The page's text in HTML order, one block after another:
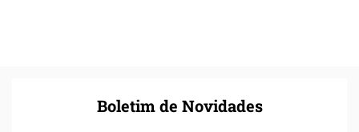
Boletim de Novidades